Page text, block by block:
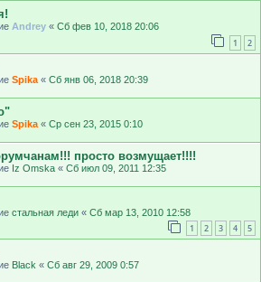
Andrey « Сб фев 10, 2018 20:06
1 2
Spika « Сб янв 06, 2018 20:39
Spika « Ср сен 23, 2015 0:10
просто возмущает!!!!
Iz Omska « Сб июл 09, 2011 12:35
стальная леди « Сб мар 13, 2010 12:58
1 2 3 4 5
Black « Сб авг 29, 2009 0:57